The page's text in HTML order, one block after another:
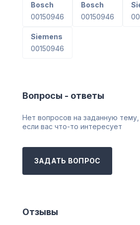
Bosch
00150946
Bosch
00150946
Siemens
00150946
Вопросы - ответы
Нет вопросов на заданную
если вас что-то интересует
ЗАДАТЬ ВОПРОС
Отзывы